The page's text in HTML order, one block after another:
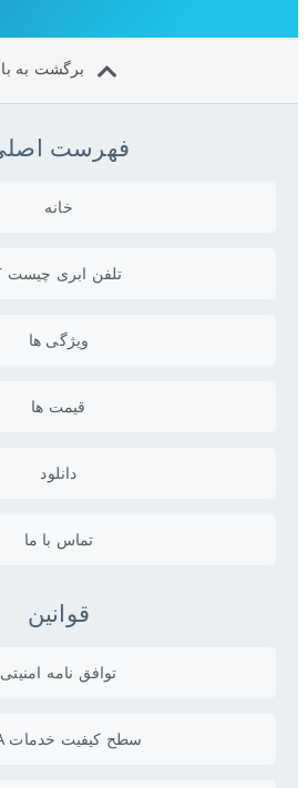
برگشت به بالا
فهرست اصلی
خانه
تلفن ابری چیست ؟
ویژگی ها
قیمت ها
دانلود
تماس با ما
قوانین
توافق نامه امنیتی
سطح کیفیت خدمات SLA